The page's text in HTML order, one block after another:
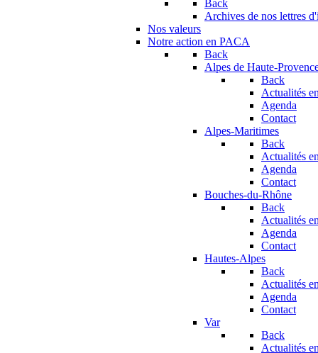
Back
Archives de nos lettres
Nos valeurs
Notre action en PACA
Back
Alpes de Haute-
Back
Actualités
Agenda
Contact
Alpes-Maritimes
Back
Actualités
Agenda
Contact
Bouches-du-Rhône
Back
Actualités
Agenda
Contact
Hautes-Alpes
Back
Actualités
Agenda
Contact
Var
Back
Actualités